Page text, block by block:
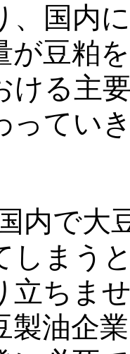
、国内
が豆粕
ける主
ってい
内で大
しまう
立ちま
製油企